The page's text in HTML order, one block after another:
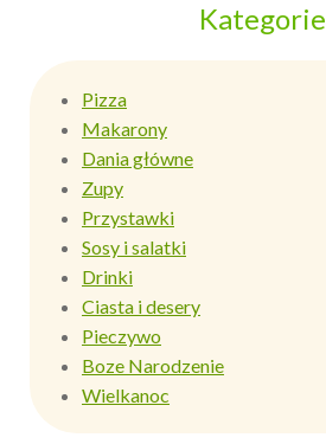
Kategorie
Pizza
Makarony
Dania główne
Zupy
Przystawki
Sosy i salatki
Drinki
Ciasta i desery
Pieczywo
Boze Narodzenie
Wielkanoc